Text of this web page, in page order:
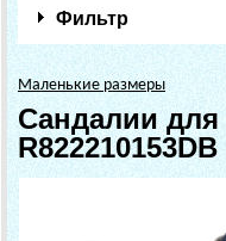
Фильтр
Маленькие размеры
Сандалии
R822210153DB